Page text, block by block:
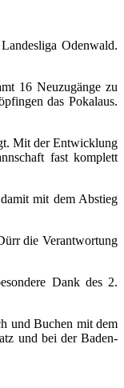
Odenwald.
16 Neuzugänge zu
das Pokalaus.
Mit der Entwicklung
fast komplett
mit dem Abstieg
die Verantwortung
Dank des 2.
und Buchen mit dem
und bei der Baden-